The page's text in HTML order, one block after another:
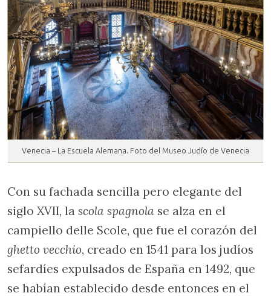
Venecia – La Escuela Alemana. Foto del Museo Judío de Venecia
Con su fachada sencilla pero elegante del
siglo XVII, la scola spagnola se alza en el
campiello delle Scole, que fue el corazón del
ghetto vecchio, creado en 1541 para los judíos
sefardíes expulsados de España en 1492, que
se habían establecido desde entonces en el